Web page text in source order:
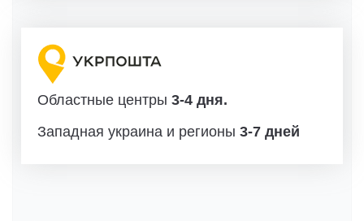
Областные центры 3-4 дня.
Западная украина и регионы 3-7 дней